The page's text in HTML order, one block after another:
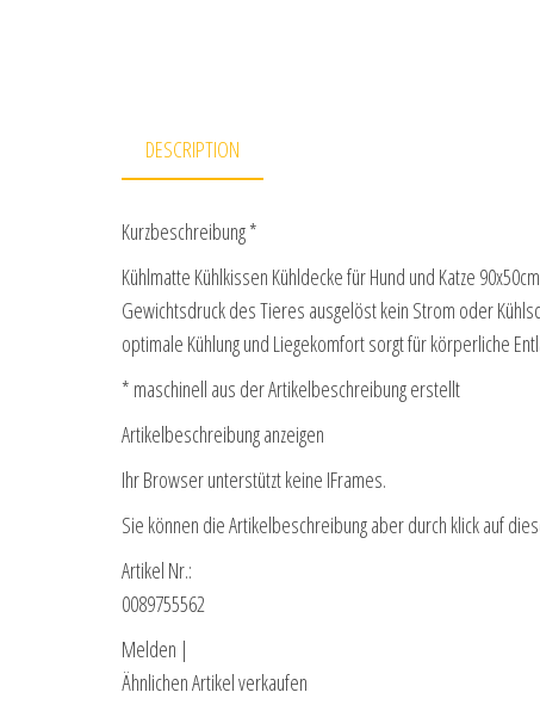
DESCRIPTION
Kurzbeschreibung *
Kühlmatte Kühlkissen Kühldecke für Hund und Katze
Gewichtsdruck des Tieres ausgelöst kein Strom oder
optimale Kühlung und Liegekomfort sorgt für körperliche
* maschinell aus der Artikelbeschreibung erstellt
Artikelbeschreibung anzeigen
Ihr Browser unterstützt keine IFrames.
Sie können die Artikelbeschreibung aber durch klick auf
Artikel Nr.:
0089755562
Melden |
Ähnlichen Artikel verkaufen